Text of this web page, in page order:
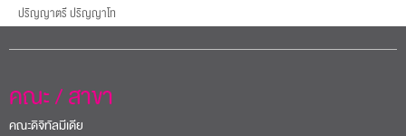
ปริญญาตรี ปริญญาโท
คณะ / สาขา
คณะดิจิทัลมีเดีย